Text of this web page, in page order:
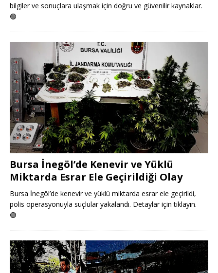
bilgiler ve sonuçlara ulaşmak için doğru ve güvenilir kaynaklar.
🟢
Bursa İnegöl’de Kenevir ve Yüklü
Miktarda Esrar Ele Geçirildiği Olay
Bursa İnegöl’de kenevir ve yüklü miktarda esrar ele geçirildi,
polis operasyonuyla suçlular yakalandı. Detaylar için tıklayın.
🟢